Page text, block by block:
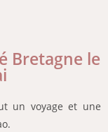
Bretagne le
un voyage et une